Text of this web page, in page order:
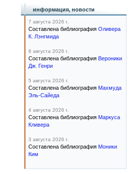
информация, новости
7 августа 2026 г.
Составлена библиография Оливера
К. Лэнгмида
6 августа 2026 г.
Составлена библиография Вероники
Дж. Генри
5 августа 2026 г.
Составлена библиография Махмуда
Эль-Сайеда
4 августа 2026 г.
Составлена библиография Маркуса
Кливера
3 августа 2026 г.
Составлена библиография Моники
Ким